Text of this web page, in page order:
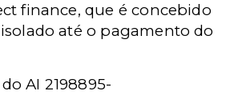
finance, que é concebido
até o pagamento do
AI 2198895-